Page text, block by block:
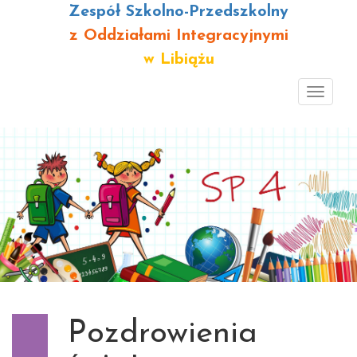
Zespół Szkolno-Przedszkolny
z Oddziałami Integracyjnymi
w Libiążu
Pozdrowienia